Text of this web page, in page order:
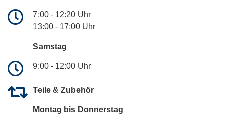
7:00 - 12:20 Uhr
13:00 - 17:00 Uhr
Samstag
9:00 - 12:00 Uhr
Teile & Zubehör
Montag bis Donnerstag